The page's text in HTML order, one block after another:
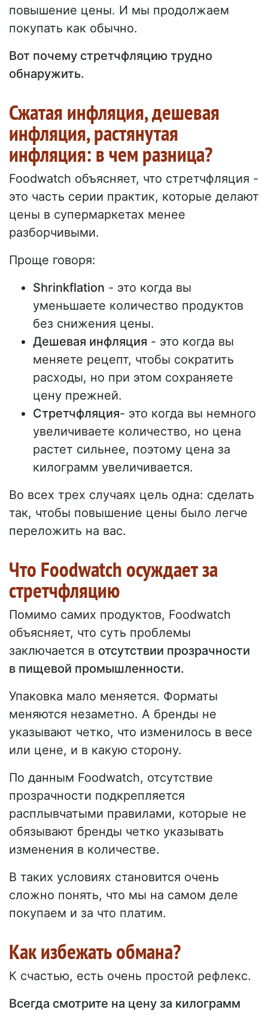
повышение цены. И мы продолжаем
покупать как обычно.
Вот почему стретчфляцию трудно
обнаружить.
Сжатая инфляция, дешевая
инфляция, растянутая
инфляция: в чем разница?
Foodwatch объясняет, что стретчфляция -
это часть серии практик, которые делают
цены в супермаркетах менее
разборчивыми.
Проще говоря:
Shrinkflation - это когда вы
уменьшаете количество продуктов
без снижения цены.
Дешевая инфляция - это когда вы
меняете рецепт, чтобы сократить
расходы, но при этом сохраняете
цену прежней.
Стретчфляция- это когда вы немного
увеличиваете количество, но цена
растет сильнее, поэтому цена за
килограмм увеличивается.
Во всех трех случаях цель одна: сделать
так, чтобы повышение цены было легче
переложить на вас.
Что Foodwatch осуждает за
стретчфляцию
Помимо самих продуктов, Foodwatch
объясняет, что суть проблемы
заключается в отсутствии прозрачности
в пищевой промышленности.
Упаковка мало меняется. Форматы
меняются незаметно. А бренды не
указывают четко, что изменилось в весе
или цене, и в какую сторону.
По данным Foodwatch, отсутствие
прозрачности подкрепляется
расплывчатыми правилами, которые не
обязывают бренды четко указывать
изменения в количестве.
В таких условиях становится очень
сложно понять, что мы на самом деле
покупаем и за что платим.
Как избежать обмана?
К счастью, есть очень простой рефлекс.
Всегда смотрите на цену за килограмм